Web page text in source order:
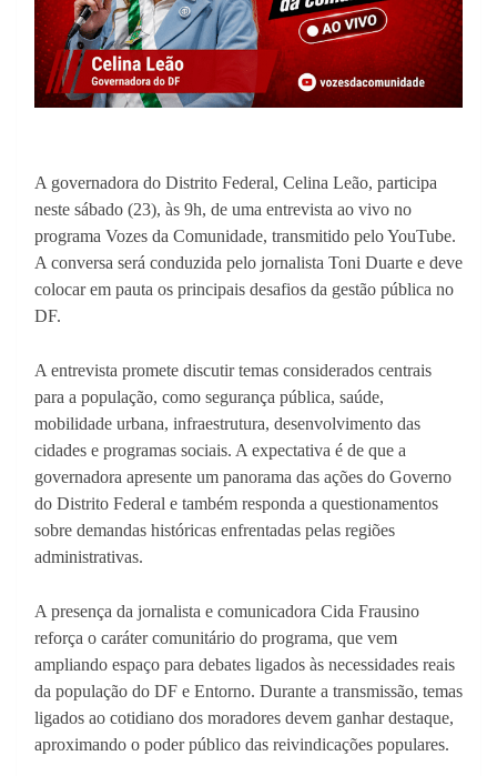
A governadora do Distrito Federal, Celina Leão, participa
neste sábado (23), às 9h, de uma entrevista ao vivo no
programa Vozes da Comunidade, transmitido pelo YouTube.
A conversa será conduzida pelo jornalista Toni Duarte e deve
colocar em pauta os principais desafios da gestão pública no
DF.
A entrevista promete discutir temas considerados centrais
para a população, como segurança pública, saúde,
mobilidade urbana, infraestrutura, desenvolvimento das
cidades e programas sociais. A expectativa é de que a
governadora apresente um panorama das ações do Governo
do Distrito Federal e também responda a questionamentos
sobre demandas históricas enfrentadas pelas regiões
administrativas.
A presença da jornalista e comunicadora Cida Frausino
reforça o caráter comunitário do programa, que vem
ampliando espaço para debates ligados às necessidades reais
da população do DF e Entorno. Durante a transmissão, temas
ligados ao cotidiano dos moradores devem ganhar destaque,
aproximando o poder público das reivindicações populares.